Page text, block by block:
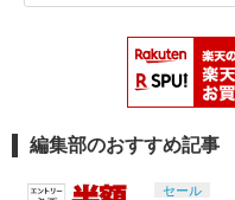
編集部のおすすめ記事
セール